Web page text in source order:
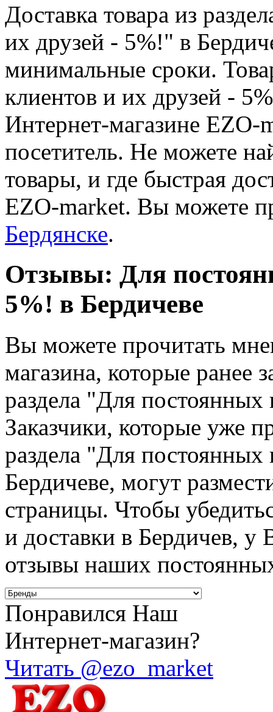
Доставка товара из
их друзей - 5%!" в
минимальные сроки.
клиентов и их друзей -
Интернет-магазине
посетитель. Не можете
товары, и где быстрая
EZO-market. Вы можете
Бердянске.
Отзывы: Для
5%! в Бердичеве
Вы можете прочитать
магазина, которые ранее
раздела "Для
Заказчики, которые уже
раздела "Для
Бердичеве, могут
страницы. Чтобы
и доставки в Бердичев, у
отзывы наших
Понравился Наш
Интернет-магазин?
Читать @ezo_market